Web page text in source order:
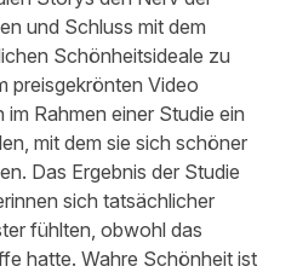
und Schluss mit dem
Schönheitsideale zu
preisgekrönten Video
im Rahmen einer Studie ein
mit dem sie sich schöner
Das Ergebnis der Studie
sich tatsächlicher
fühlten, obwohl das
hatte. Wahre Schönheit ist